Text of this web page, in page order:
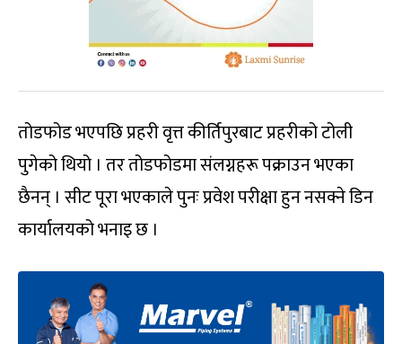
तोडफोड भएपछि प्रहरी वृत्त कीर्तिपुरबाट प्रहरीको टोली
पुगेको थियो । तर तोडफोडमा संलग्नहरू पक्राउन भएका
छैनन् । सीट पूरा भएकाले पुनः प्रवेश परीक्षा हुन नसक्ने डिन
कार्यालयको भनाइ छ ।